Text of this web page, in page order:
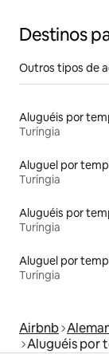
Destinos
Outros tipos de
Turíngia
Turíngia
Turíngia
Turíngia
Airbnb
Aluguéis por